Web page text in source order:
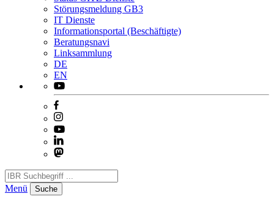
Störungsmeldung GB3
IT Dienste
Informationsportal (Beschäftigte)
Beratungsnavi
Linksammlung
DE
EN
Menü Suche